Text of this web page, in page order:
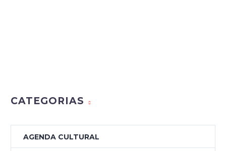
CATEGORIAS
AGENDA CULTURAL